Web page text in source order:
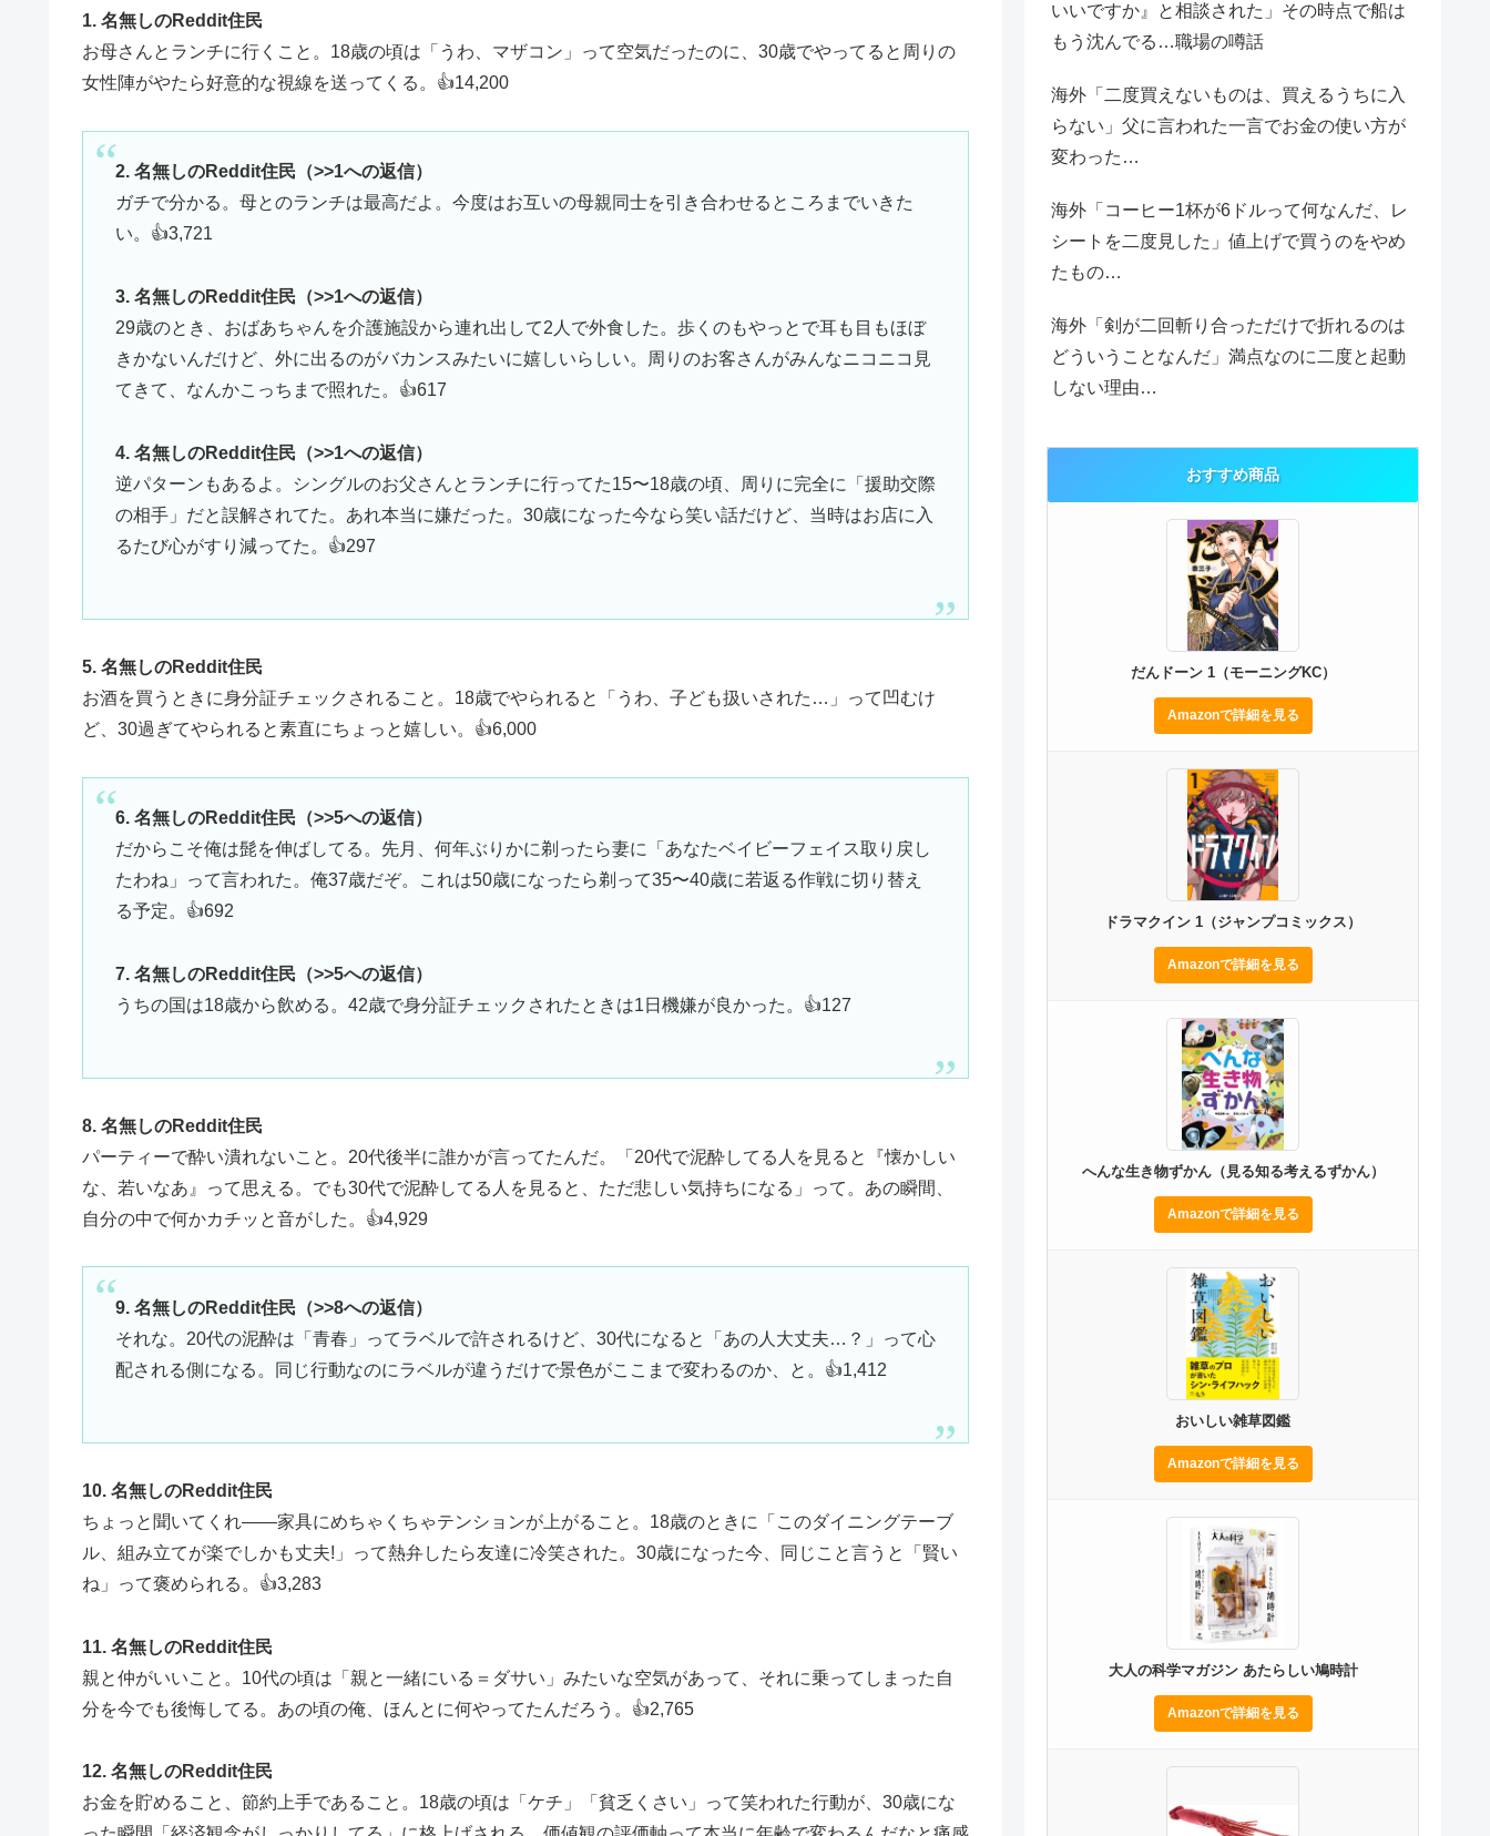
1. 名無しのReddit住民
お母さんとランチに行くこと。18歳の頃は「うわ、マザコン」って空気だったのに、30歳でやってると周りの
女性陣がやたら好意的な視線を送ってくる。👍14,200
2. 名無しのReddit住民（>>1への返信）
ガチで分かる。母とのランチは最高だよ。今度はお互いの母親同士を引き合わせるところまでいきた
い。👍3,721
3. 名無しのReddit住民（>>1への返信）
29歳のとき、おばあちゃんを介護施設から連れ出して2人で外食した。歩くのもやっとで耳も目もほぼ
きかないんだけど、外に出るのがバカンスみたいに嬉しいらしい。周りのお客さんがみんなニコニコ見
てきて、なんかこっちまで照れた。👍617
4. 名無しのReddit住民（>>1への返信）
逆パターンもあるよ。シングルのお父さんとランチに行ってた15〜18歳の頃、周りに完全に「援助交際
の相手」だと誤解されてた。あれ本当に嫌だった。30歳になった今なら笑い話だけど、当時はお店に入
るたび心がすり減ってた。👍297
5. 名無しのReddit住民
お酒を買うときに身分証チェックされること。18歳でやられると「うわ、子ども扱いされた…」って凹むけ
ど、30過ぎてやられると素直にちょっと嬉しい。👍6,000
6. 名無しのReddit住民（>>5への返信）
だからこそ俺は髭を伸ばしてる。先月、何年ぶりかに剃ったら妻に「あなたベイビーフェイス取り戻し
たわね」って言われた。俺37歳だぞ。これは50歳になったら剃って35〜40歳に若返る作戦に切り替え
る予定。👍692
7. 名無しのReddit住民（>>5への返信）
うちの国は18歳から飲める。42歳で身分証チェックされたときは1日機嫌が良かった。👍127
8. 名無しのReddit住民
パーティーで酔い潰れないこと。20代後半に誰かが言ってたんだ。「20代で泥酔してる人を見ると『懐かしい
な、若いなあ』って思える。でも30代で泥酔してる人を見ると、ただ悲しい気持ちになる」って。あの瞬間、
自分の中で何かカチッと音がした。👍4,929
9. 名無しのReddit住民（>>8への返信）
それな。20代の泥酔は「青春」ってラベルで許されるけど、30代になると「あの人大丈夫…？」って心
配される側になる。同じ行動なのにラベルが違うだけで景色がここまで変わるのか、と。👍1,412
10. 名無しのReddit住民
ちょっと聞いてくれ——家具にめちゃくちゃテンションが上がること。18歳のときに「このダイニングテーブ
ル、組み立てが楽でしかも丈夫!」って熱弁したら友達に冷笑された。30歳になった今、同じこと言うと「賢い
ね」って褒められる。👍3,283
11. 名無しのReddit住民
親と仲がいいこと。10代の頃は「親と一緒にいる＝ダサい」みたいな空気があって、それに乗ってしまった自
分を今でも後悔してる。あの頃の俺、ほんとに何やってたんだろう。👍2,765
12. 名無しのReddit住民
お金を貯めること、節約上手であること。18歳の頃は「ケチ」「貧乏くさい」って笑われた行動が、30歳にな
いいですか』と相談された」その時点で船は
もう沈んでる…職場の噂話
海外「二度買えないものは、買えるうちに入
らない」父に言われた一言でお金の使い方が
変わった…
海外「コーヒー1杯が6ドルって何なんだ、レ
シートを二度見した」値上げで買うのをやめ
たもの…
海外「剣が二回斬り合っただけで折れるのは
どういうことなんだ」満点なのに二度と起動
しない理由…
おすすめ商品
だんドーン 1（モーニングKC）
Amazonで詳細を見る
ドラマクイン 1（ジャンプコミックス）
Amazonで詳細を見る
へんな生き物ずかん（見る知る考えるずかん）
Amazonで詳細を見る
おいしい雑草図鑑
Amazonで詳細を見る
大人の科学マガジン あたらしい鳩時計
Amazonで詳細を見る